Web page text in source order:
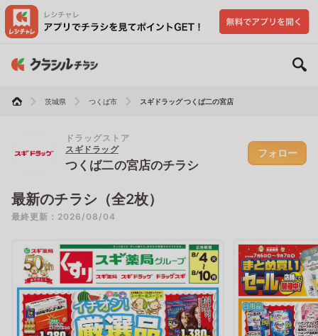
茨城県 つくば市 スギドラッグ つくば二の宮店
ドラッグストア
スギドラッグ
つくば二の宮店のチラシ
フォロー
最新のチラシ（全2枚）
最終更新：2026/08/04